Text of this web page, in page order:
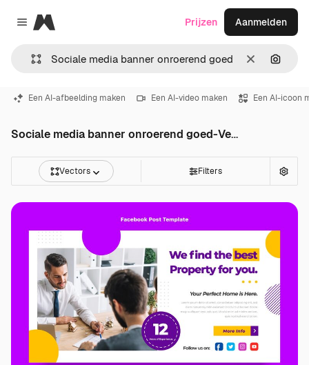
Close menu
Magnific
Wissen
Prijzen Aanmelden
Een AI-afbeelding maken Een AI-video maken Een AI-icoon
Sociale media banner onroerend goed-Vectoren
Vectors Filters